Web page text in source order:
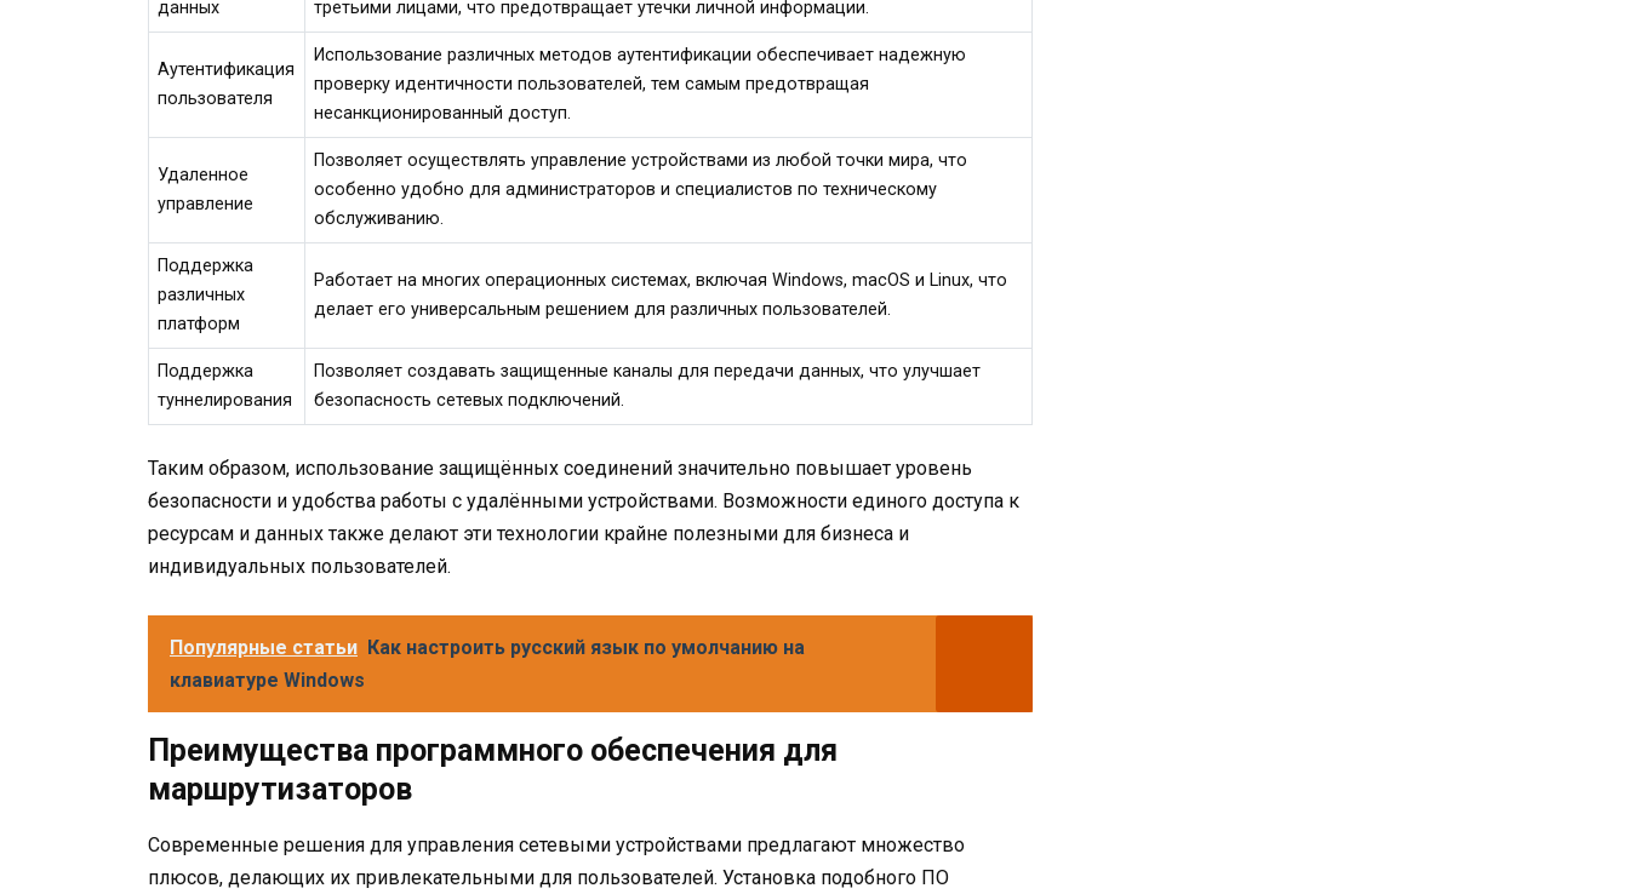
данных
третьими лицами, что предотвращает утечки личной информации.
Аутентификация
пользователя
Использование различных методов аутентификации обеспечивает надежную
проверку идентичности пользователей, тем самым предотвращая
несанкционированный доступ.
Удаленное
управление
Позволяет осуществлять управление устройствами из любой точки мира, что
особенно удобно для администраторов и специалистов по техническому
обслуживанию.
Поддержка
различных
платформ
Работает на многих операционных системах, включая Windows, macOS и Linux, что
делает его универсальным решением для различных пользователей.
Поддержка
туннелирования
Позволяет создавать защищенные каналы для передачи данных, что улучшает
безопасность сетевых подключений.
Таким образом, использование защищённых соединений значительно повышает уровень
безопасности и удобства работы с удалёнными устройствами. Возможности единого доступа к
ресурсам и данных также делают эти технологии крайне полезными для бизнеса и
индивидуальных пользователей.
Популярные статьи Как настроить русский язык по умолчанию на
клавиатуре Windows
Преимущества программного обеспечения для
маршрутизаторов
Современные решения для управления сетевыми устройствами предлагают множество
плюсов, делающих их привлекательными для пользователей. Установка подобного ПО